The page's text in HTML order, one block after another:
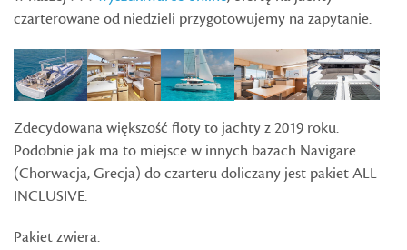
czarterowane od niedzieli przygotowujemy na zapytanie.
Zdecydowana większość floty to jachty z 2019 roku.
Podobnie jak ma to miejsce w innych bazach Navigare
(Chorwacja, Grecja) do czarteru doliczany jest pakiet ALL
INCLUSIVE.
Pakiet zwiera: